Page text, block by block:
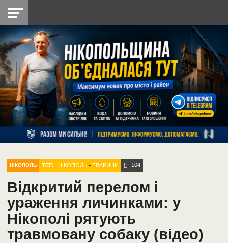
НІКОПОЛЬ
РАЙОН
СІЧЕСЛАВСЬКА
УКРАЇНА
РЕТРО
НІКОПОЛЬ
ЛАЙТ
УКРАЇНА
ДОПОМОГА
РАДІО
НІКОПОЛЬ ТЕГ: НІКОПОЛЬ •ТВАРИНИ 104
Відкритий перелом і
ураження личинками: у
Нікополі рятують
травмовану собаку (відео)